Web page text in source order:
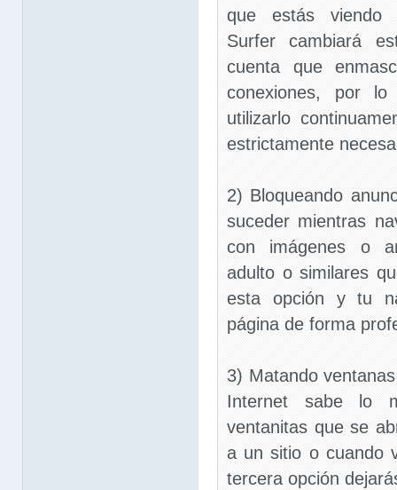
que estás viendo
Surfer cambiará
cuenta que
conexiones, por
utilizarlo
estrictamente
2) Bloqueando
suceder mientras
con imágenes o
adulto o similares
esta opción y tu
página de forma
3) Matando
Internet sabe lo
ventanitas que se
a un sitio o cuando
tercera opción